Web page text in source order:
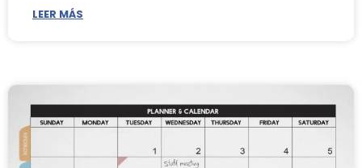
LEER MÁS